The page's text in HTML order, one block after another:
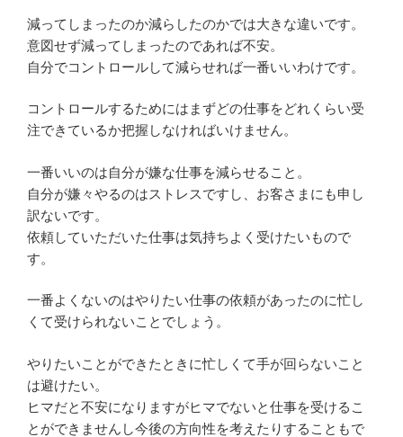
減ってしまったのか減らしたのかでは大きな違いです。
意図せず減ってしまったのであれば不安。
自分でコントロールして減らせれば一番いいわけです。
コントロールするためにはまずどの仕事をどれくらい受
注できているか把握しなければいけません。
一番いいのは自分が嫌な仕事を減らせること。
自分が嫌々やるのはストレスですし、お客さまにも申し
訳ないです。
依頼していただいた仕事は気持ちよく受けたいもので
す。
一番よくないのはやりたい仕事の依頼があったのに忙し
くて受けられないことでしょう。
やりたいことができたときに忙しくて手が回らないこと
は避けたい。
ヒマだと不安になりますがヒマでないと仕事を受けるこ
とができませんし今後の方向性を考えたりすることもで